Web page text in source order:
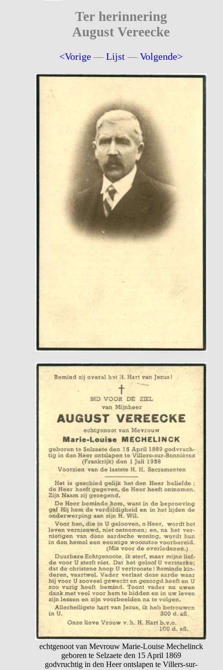
Ter herinnering
August Vereecke
<Vorige —Lijst —Volgende>
echtgenoot van Mevrouw Marie-Louise Mechelinck
geboren te Selzaete den 15 April 1869
godvruchtig in den Heer ontslapen te Villers-sur-